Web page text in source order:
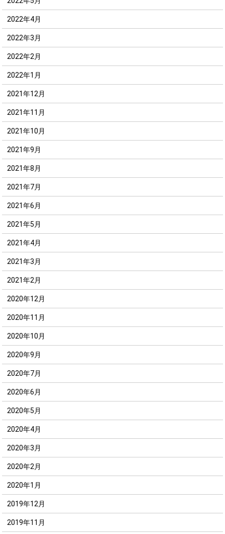
2022年4月
2022年3月
2022年2月
2022年1月
2021年12月
2021年11月
2021年10月
2021年9月
2021年8月
2021年7月
2021年6月
2021年5月
2021年4月
2021年3月
2021年2月
2020年12月
2020年11月
2020年10月
2020年9月
2020年7月
2020年6月
2020年5月
2020年4月
2020年3月
2020年2月
2020年1月
2019年12月
2019年11月